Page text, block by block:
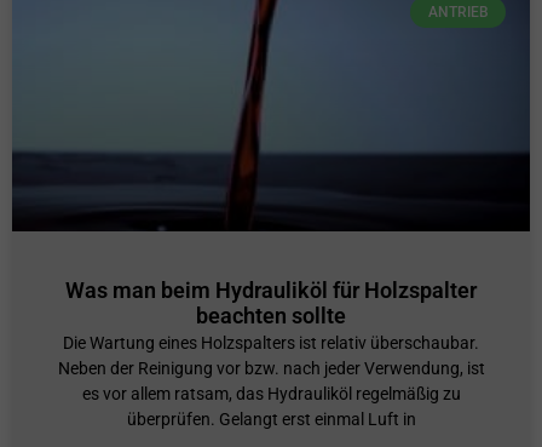
ANTRIEB
Was man beim Hydrauliköl für Holzspalter
beachten sollte
Die Wartung eines Holzspalters ist relativ überschaubar.
Neben der Reinigung vor bzw. nach jeder Verwendung, ist
es vor allem ratsam, das Hydrauliköl regelmäßig zu
überprüfen. Gelangt erst einmal Luft in